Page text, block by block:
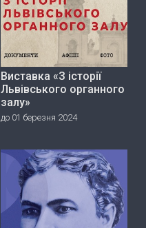
Виставка «З історії
Львівського органного
залу»
до 01 березня 2024